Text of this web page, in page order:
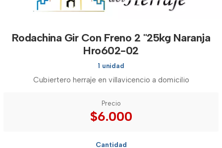
Rodachina Gir Con Freno 2 "25kg Naranja
Hro602-02
1 unidad
Cubiertero herraje en villavicencio a domicilio
Precio
$6.000
Cantidad